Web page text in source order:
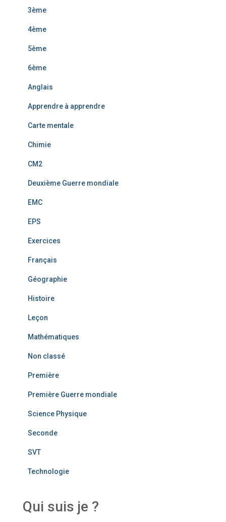
3ème
4ème
5ème
6ème
Anglais
Apprendre à apprendre
Carte mentale
Chimie
CM2
Deuxième Guerre mondiale
EMC
EPS
Exercices
Français
Géographie
Histoire
Leçon
Mathématiques
Non classé
Première
Première Guerre mondiale
Science Physique
Seconde
SVT
Technologie
Qui suis je ?